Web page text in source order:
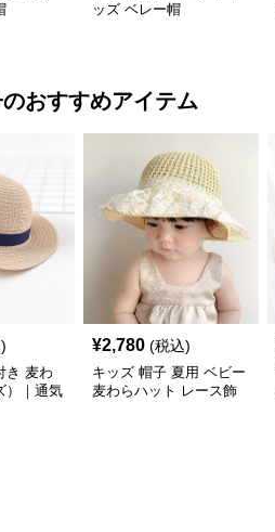
ッズ ベレー帽
のおすすめアイテム
き 麦わ
）｜通気
¥2,780 (税込)
キッズ 帽子 夏用 ベビー
麦わらハット レース飾